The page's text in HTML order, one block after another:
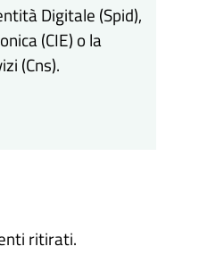
Digitale (Spid),
(CIE) o la
(Cns).
ritirati.